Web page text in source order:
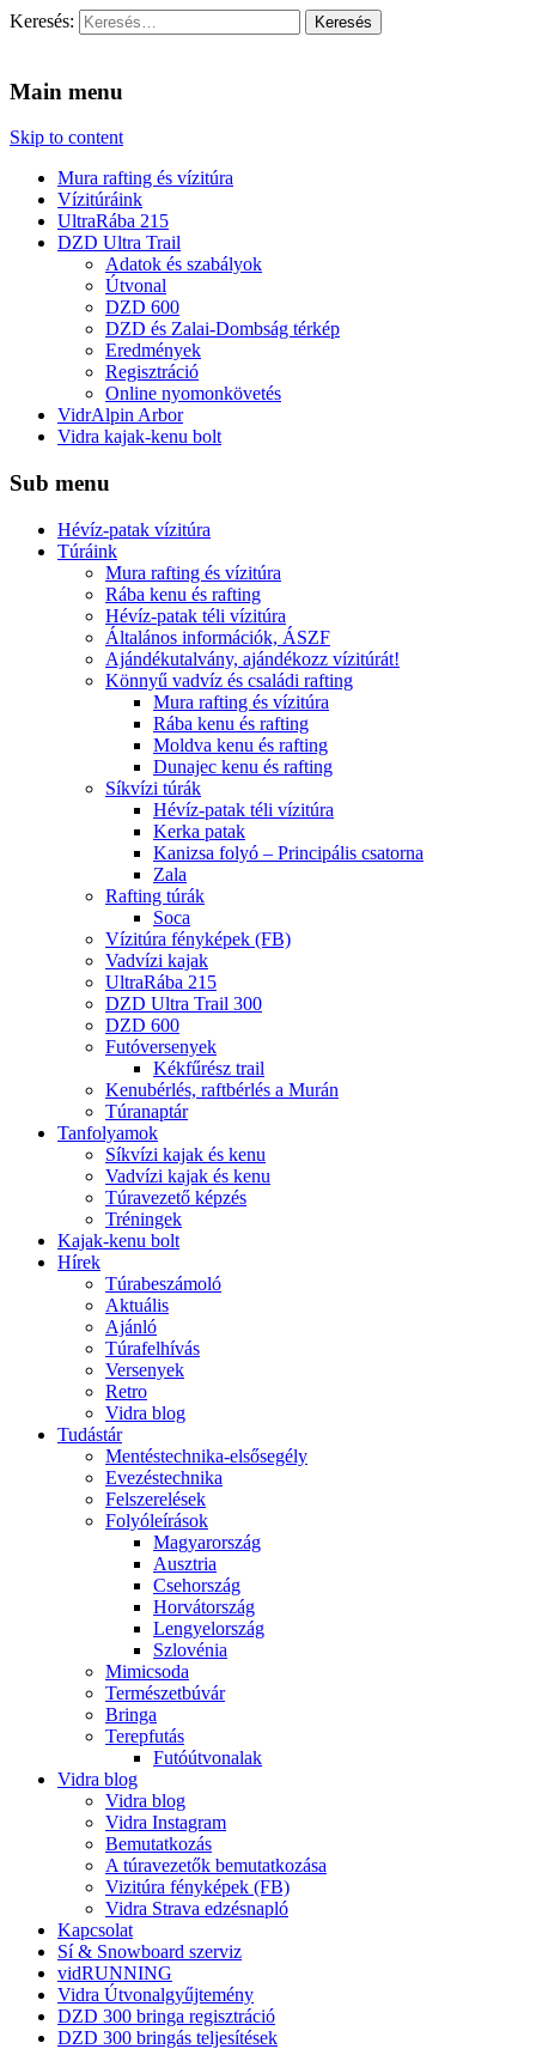
Keresés:
Main menu
Skip to content
Mura rafting és vízitúra
Vízitúráink
UltraRába 215
DZD Ultra Trail
Adatok és szabályok
Útvonal
DZD 600
DZD és Zalai-Dombság térkép
Eredmények
Regisztráció
Online nyomonkövetés
VidrAlpin Arbor
Vidra kajak-kenu bolt
Sub menu
Hévíz-patak vízitúra
Túráink
Mura rafting és vízitúra
Rába kenu és rafting
Hévíz-patak téli vízitúra
Általános információk, ÁSZF
Ajándékutalvány, ajándékozz vízitúrát!
Könnyű vadvíz és családi rafting
Mura rafting és vízitúra
Rába kenu és rafting
Moldva kenu és rafting
Dunajec kenu és rafting
Síkvízi túrák
Hévíz-patak téli vízitúra
Kerka patak
Kanizsa folyó – Principális csatorna
Zala
Rafting túrák
Soca
Vízitúra fényképek (FB)
Vadvízi kajak
UltraRába 215
DZD Ultra Trail 300
DZD 600
Futóversenyek
Kékfűrész trail
Kenubérlés, raftbérlés a Murán
Túranaptár
Tanfolyamok
Síkvízi kajak és kenu
Vadvízi kajak és kenu
Túravezető képzés
Tréningek
Kajak-kenu bolt
Hírek
Túrabeszámoló
Aktuális
Ajánló
Túrafelhívás
Versenyek
Retro
Vidra blog
Tudástár
Mentéstechnika-elsősegély
Evezéstechnika
Felszerelések
Folyóleírások
Magyarország
Ausztria
Csehország
Horvátország
Lengyelország
Szlovénia
Mimicsoda
Természetbúvár
Bringa
Terepfutás
Futóútvonalak
Vidra blog
Vidra blog
Vidra Instagram
Bemutatkozás
A túravezetők bemutatkozása
Vizitúra fényképek (FB)
Vidra Strava edzésnapló
Kapcsolat
Sí & Snowboard szerviz
vidRUNNING
Vidra Útvonalgyűjtemény
DZD 300 bringa regisztráció
DZD 300 bringás teljesítések